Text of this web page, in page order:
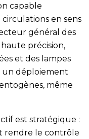
capable
en sens
général des
précision,
et des lampes
déploiement
même
est stratégique :
rendre le contrôle